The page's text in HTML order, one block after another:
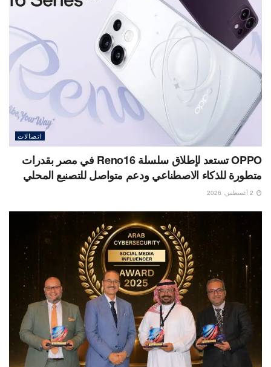
اتصالات
OPPO تستعد لإطلاق سلسلة Reno16 في مصر بقدرات
متطورة للذكاء الاصطناعي ودعم متواصل للتصنيع المحلي